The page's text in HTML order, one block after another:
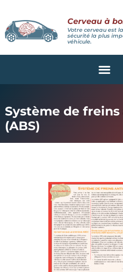
Cerveau à
Votre cerveau est
sécurité la plus
véhicule.
Système de
(ABS)